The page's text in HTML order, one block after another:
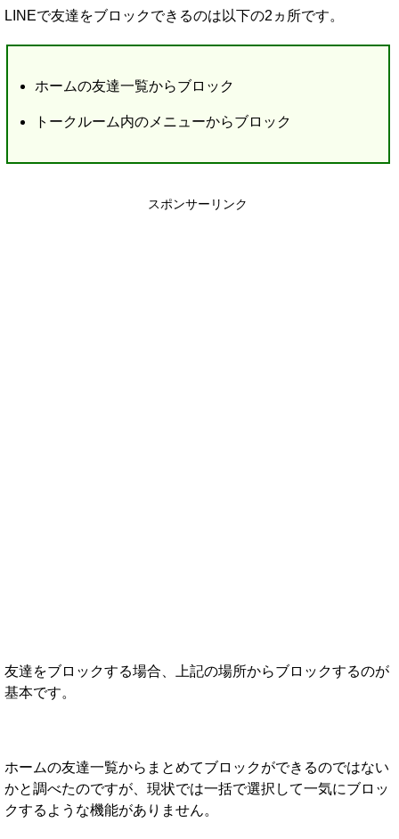
LINEで友達をブロックできるのは以下の2ヵ所です。
ホームの友達一覧からブロック
トークルーム内のメニューからブロック
スポンサーリンク
友達をブロックする場合、上記の場所からブロックするのが
基本です。
ホームの友達一覧からまとめてブロックができるのではない
かと調べたのですが、現状では一括で選択して一気にブロッ
クするような機能がありません。